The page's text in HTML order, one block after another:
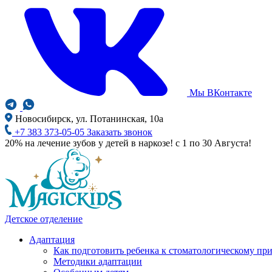
Мы ВКонтакте
Новосибирск, ул. Потанинская, 10а
+7 383 373-05-05 Заказать звонок
20% на лечение зубов у детей в наркозе! с 1 по 30 Августа!
Детское отделение
Адаптация
Как подготовить ребенка к стоматологическому
Методики адаптации